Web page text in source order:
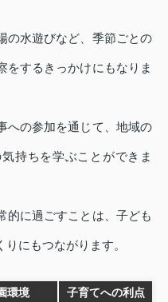
の水遊びなど、季節ごとの
をするきっかけにもなりま
への参加を通じて、地域の
持ちを学ぶことができま
的に過ごすことは、子ども
にもつながります。
環境 子育てへの利点